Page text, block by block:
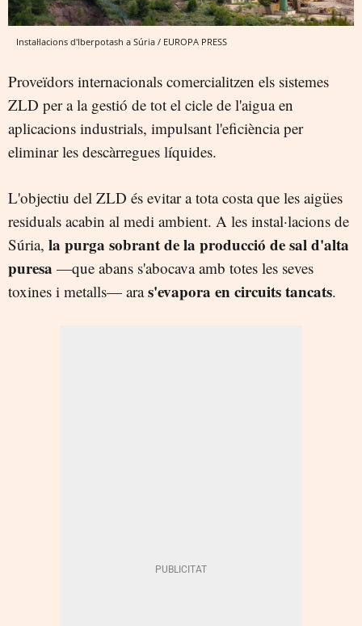
Instal·lacions d'Iberpotash a Súria / EUROPA PRESS
Proveïdors internacionals comercialitzen els sistemes
ZLD per a la gestió de tot el cicle de l'aigua en
aplicacions industrials, impulsant l'eficiència per
eliminar les descàrregues líquides.
L'objectiu del ZLD és evitar a tota costa que les aigües
residuals acabin al medi ambient. A les instal·lacions de
Súria, la purga sobrant de la producció de sal d'alta
puresa —que abans s'abocava amb totes les seves
toxines i metalls— aras'evapora en circuits tancats.